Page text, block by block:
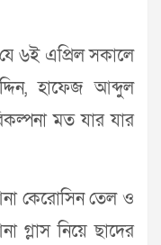
৬ই এপ্রিল সকালে
হাফেজ আব্দুল
মত যার যার
কেরোসিন তেল ও
গ্লাস নিয়ে ছাদের